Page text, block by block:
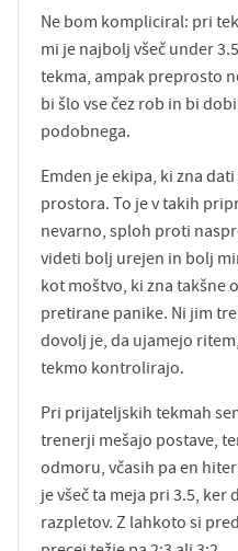
Ne bom kompliciral: pri
mi je najbolj všeč under
tekma, ampak preprosto
bi šlo vse čez rob in bi
podobnega.
Emden je ekipa, ki zna
prostora. To je v takih
nevarno, sploh proti
videti bolj urejen in bolj
kot moštvo, ki zna takšne
pretirane panike. Ni jim
dovolj je, da ujamejo
tekmo kontrolirajo.
Pri prijateljskih tekmah
trenerji mešajo postave,
odmoru, včasih pa en
je všeč ta meja pri 3.5,
razpletov. Z lahkoto si